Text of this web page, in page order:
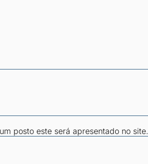
posto este será apresentado no site.